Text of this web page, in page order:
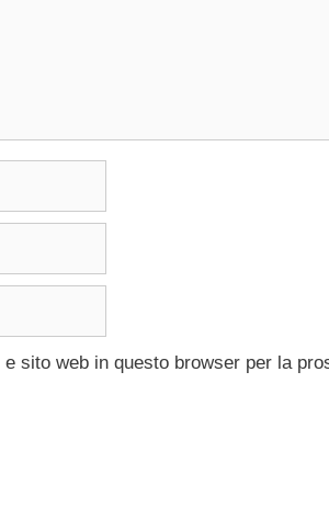
sito web in questo browser per la